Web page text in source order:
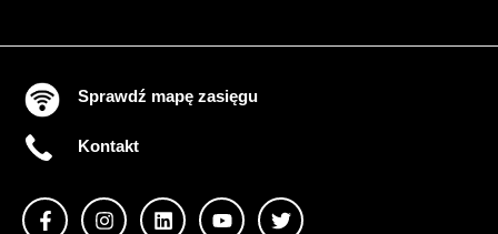
Sprawdź mapę zasięgu
Kontakt